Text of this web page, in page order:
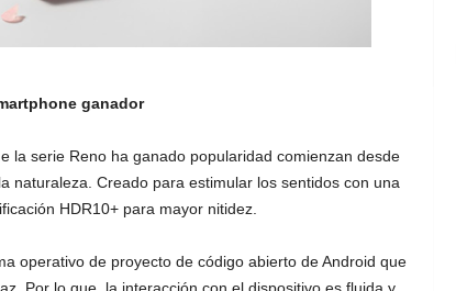
ganador
la serie Reno ha ganado popularidad comienzan desde
naturaleza. Creado para estimular los sentidos con una
HDR10+ para mayor nitidez.
operativo de proyecto de código abierto de Android que